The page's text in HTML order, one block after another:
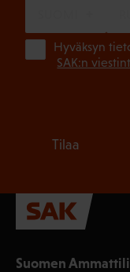
Suomen
Hyväksyn
SAK:n
Tilaa